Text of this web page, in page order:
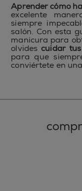
Aprender cómo
excelente
siempre
salón. Con esta
manicura para
olvidescuidar
para que
conviértete en